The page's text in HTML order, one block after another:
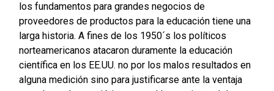
los fundamentos para grandes negocios de
proveedores de productos para la educación tiene una
larga historia. A fines de los 1950´s los políticos
norteamericanos atacaron duramente la educación
científica en los EE.UU. no por los malos resultados en
alguna medición sino para justificarse ante la ventaja